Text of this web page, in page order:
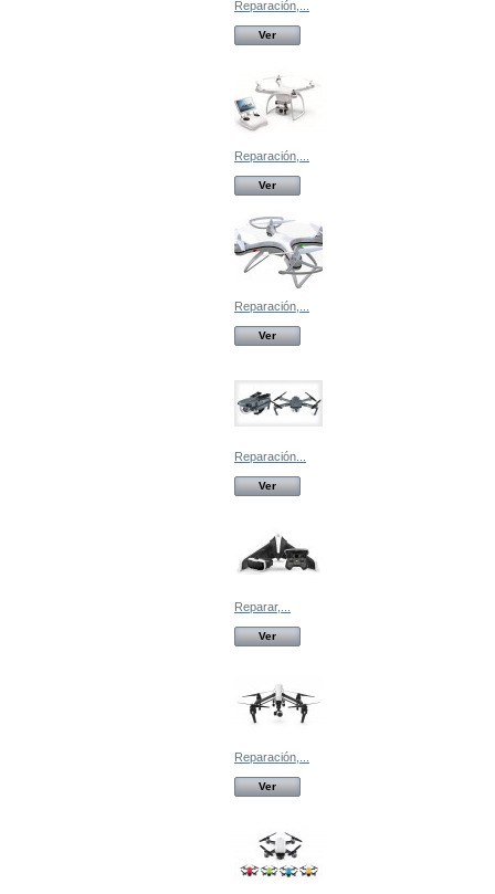
Reparación,...
Ver
Reparación,...
Ver
Reparación,...
Ver
Reparación...
Ver
Reparar,...
Ver
Reparación,...
Ver